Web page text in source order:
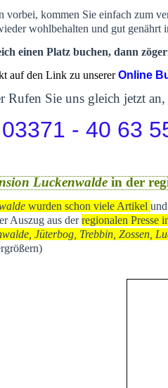
vorbei, kommen Sie einfach zum
wohlbehalten und gut genährt
einen Platz buchen, dann
auf den Link zu unsererOnline
Rufen Sie uns gleich jetzt an,
03371 - 40 63
Luckenwaldein der
wurden schon viele Artikel
Auszug aus derregionalen Presse
Jüterbog, Trebbin, Zossen,